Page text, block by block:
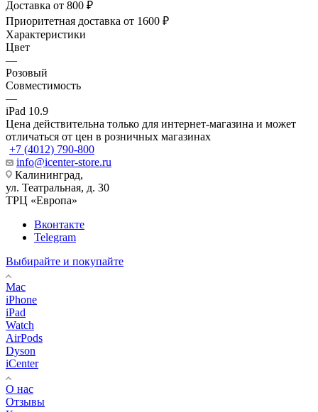
Доставка от 800 ₽
Приоритетная доставка от 1600 ₽
Характеристики
Цвет
—
Розовый
Совместимость
—
iPad 10.9
Цена действительна только для интернет-магазина и может
отличаться от цен в розничных магазинах
+7 (4012) 790-800
info@icenter-store.ru
Калининград,
ул. Театральная, д. 30
ТРЦ «Европа»
Вконтакте
Telegram
Выбирайте и покупайте
Mac
iPhone
iPad
Watch
AirPods
Dyson
iCenter
О нас
Отзывы